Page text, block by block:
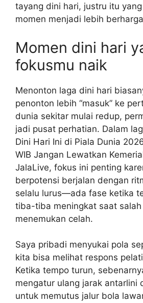
tayang dini hari, justru itu
momen menjadi lebih
Momen dini hari
fokusmu naik
Menonton laga dini hari
penonton lebih “masuk” ke
dunia sekitar mulai redup,
jadi pusat perhatian. Dalam
Dini Hari Ini di Piala Dunia
WIB Jangan Lewatkan
JalaLive, fokus ini penting
berpotensi berjalan dengan
selalu lurus—ada fase ketika
tiba-tiba meningkat saat
menemukan celah.
Saya pribadi menyukai pola
kita bisa melihat respons
Ketika tempo turun,
mengatur ulang jarak antarlini
untuk memutus jalur bola